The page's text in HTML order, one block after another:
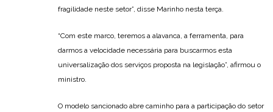
fragilidade neste setor”, disse Marinho nesta terça.
“Com este marco, teremos a alavanca, a ferramenta, para
darmos a velocidade necessária para buscarmos esta
universalização dos serviços proposta na legislação”, afirmou o
ministro.
O modelo sancionado abre caminho para a participação do setor